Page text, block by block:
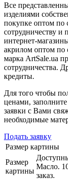
Все
изделиями
покупке оптом
сотрудничеству и
интернет-
акрилом оптом
марка ArtSale.ua
сотрудничества.
кредиты.
Для того чтобы
ценами,
заявки с Вами
необходимые
Подать заявку
Размер картины
Размер
картины
Масло.
заказ.